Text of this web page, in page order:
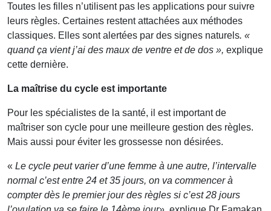
Toutes les filles n’utilisent pas les applications pour suivre
leurs règles. Certaines restent attachées aux méthodes
classiques. Elles sont alertées par des signes naturels. «
quand ça vient j’ai des maux de ventre et de dos », explique
cette dernière.
La maîtrise du cycle est importante
Pour les spécialistes de la santé, il est important de
maîtriser son cycle pour une meilleure gestion des règles.
Mais aussi pour éviter les grossesse non désirées.
« Le cycle peut varier d’une femme à une autre, l’intervalle
normal c’est entre 24 et 35 jours, on va commencer à
compter dès le premier jour des règles si c’est 28 jours